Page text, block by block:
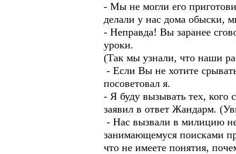
- Мы не могли его
делали у нас дома обыски,
- Неправда! Вы заранее
уроки.
(Так мы узнали, что наши
- Если Вы не хотите
посоветовал я.
- Я буду вызывать тех,
заявил в ответ Жандарм.
- Нас вызвали в милицию
занимающемуся поисками
что не имеете понятия,